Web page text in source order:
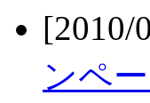
ンペ